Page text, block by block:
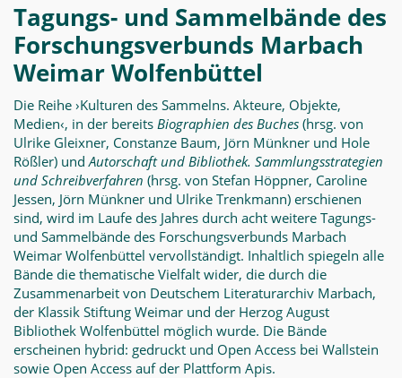
Tagungs- und Sammelbände des
Forschungsverbunds Marbach
Weimar Wolfenbüttel
Die Reihe ›Kulturen des Sammelns. Akteure, Objekte,
Medien‹, in der bereits Biographien des Buches (hrsg. von
Ulrike Gleixner, Constanze Baum, Jörn Münkner und Hole
Rößler) undAutorschaft und Bibliothek. Sammlungsstrategien
und Schreibverfahren (hrsg. von Stefan Höppner, Caroline
Jessen, Jörn Münkner und Ulrike Trenkmann) erschienen
sind, wird im Laufe des Jahres durch acht weitere Tagungs-
und Sammelbände des Forschungsverbunds Marbach
Weimar Wolfenbüttel vervollständigt. Inhaltlich spiegeln alle
Bände die thematische Vielfalt wider, die durch die
Zusammenarbeit von Deutschem Literaturarchiv Marbach,
der Klassik Stiftung Weimar und der Herzog August
Bibliothek Wolfenbüttel möglich wurde. Die Bände
erscheinen hybrid: gedruckt und Open Access bei Wallstein
sowie Open Access auf der Plattform Apis.